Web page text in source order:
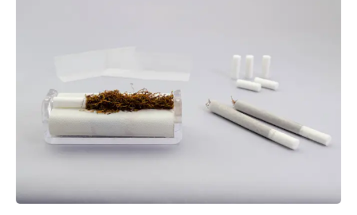
1.1
手巻
バコ
とは